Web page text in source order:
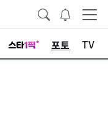
포토 TV